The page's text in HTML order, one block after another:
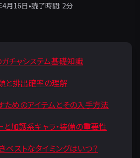
4月16日•読了時間: 2分
チャシステム基礎知識
と排出確率の理解
ためのアイテムとその入手方法
と加護系キャラ・装備の重要性
ベストなタイミングはいつ？